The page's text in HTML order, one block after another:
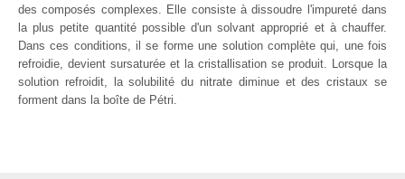
des composés complexes. Elle consiste à dissoudre l'impureté dans
la plus petite quantité possible d'un solvant approprié et à chauffer.
Dans ces conditions, il se forme une solution complète qui, une fois
refroidie, devient sursaturée et la cristallisation se produit. Lorsque la
solution refroidit, la solubilité du nitrate diminue et des cristaux se
forment dans la boîte de Pétri.